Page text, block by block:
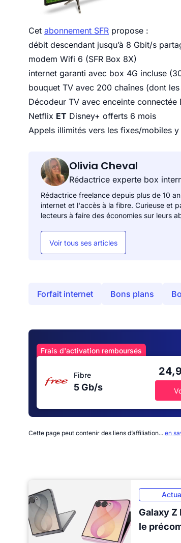
Cet abonnement SFR propose :
débit descendant jusqu’à 8 Gbit/s
modem Wifi 6 (SFR Box 8X)
internet garanti avec box 4G incluse
bouquet TV avec 200 chaînes (dont
Décodeur TV avec enceinte connectée
Netflix ET Disney+ offerts 6 mois
Appels illimités vers les fixes/mobiles
Olivia Cheval
Rédactrice experte box
Rédactrice freelance depuis plus de 10
internet et l'accès à la fibre. Curieuse et
lecteurs à faire des économies sur leurs
Voir tous ses articles
Forfait internet Bons plans
Frais d'activation remboursés
Fibre
5 Gb/s
Cette page peut contenir des liens d’affiliation... en
Galaxy
le